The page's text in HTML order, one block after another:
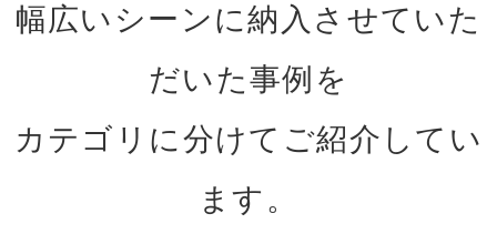
幅広いシーンに納入させていた
だいた事例を
カテゴリに分けてご紹介してい
ます。